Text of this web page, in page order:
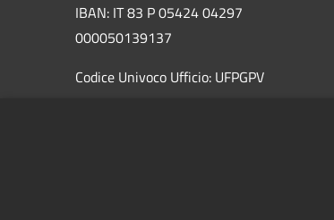
IBAN: IT 83 P 05424 04297
000050139137
Codice Univoco Ufficio: UFPGPV